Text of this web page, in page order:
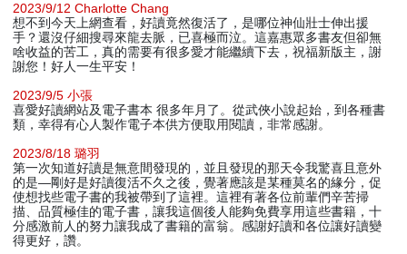
2023/9/12 Charlotte Chang
想不到今天上網查看，好讀竟然復活了，是哪位神仙壯士伸出援
手？還沒仔細搜尋來龍去脈，已喜極而泣。這嘉惠眾多書友但卻無
啥收益的苦工，真的需要有很多愛才能繼續下去，祝福新版主，謝
謝您！好人一生平安！
2023/9/5 小張
喜愛好讀網站及電子書本 很多年月了。從武俠小說起始，到各種書
類，幸得有心人製作電子本供方便取用閱讀，非常感謝。
2023/8/18 璐羽
第一次知道好讀是無意間發現的，並且發現的那天令我驚喜且意外
的是—剛好是好讀復活不久之後，覺著應該是某種莫名的緣分，促
使想找些電子書的我被帶到了這裡。這裡有著各位前輩們辛苦掃
描、品質極佳的電子書，讓我這個後人能夠免費享用這些書籍，十
分感激前人的努力讓我成了書籍的富翁。感謝好讀和各位讓好讀變
得更好，讚。